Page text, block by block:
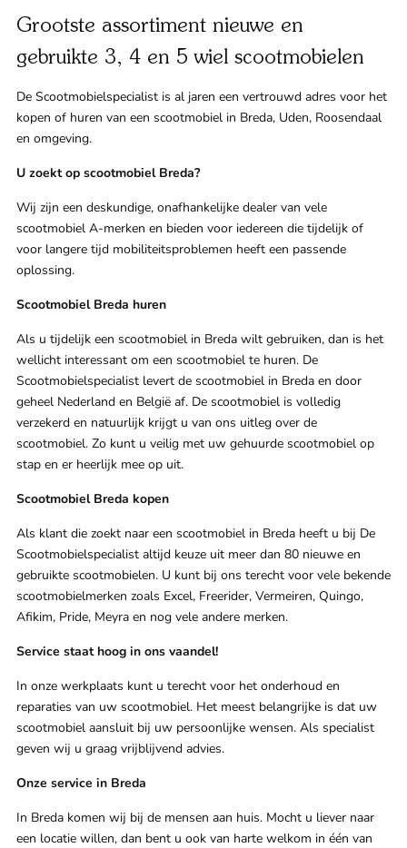
Winkels
Bekijk
Grootste assortiment nieuwe en
gebruikte 3, 4 en 5 wiel scootmobielen
De Scootmobielspecialist is al jaren een vertrouwd adres voor het
kopen of huren van een scootmobiel in Breda, Uden, Roosendaal
en omgeving.
U zoekt op scootmobiel Breda?
Wij zijn een deskundige, onafhankelijke dealer van vele
scootmobiel A-merken en bieden voor iedereen die tijdelijk of
voor langere tijd mobiliteitsproblemen heeft een passende
oplossing.
Scootmobiel Breda huren
Als u tijdelijk een scootmobiel in Breda wilt gebruiken, dan is het
wellicht interessant om een scootmobiel te huren. De
Scootmobielspecialist levert de scootmobiel in Breda en door
geheel Nederland en België af. De scootmobiel is volledig
verzekerd en natuurlijk krijgt u van ons uitleg over de
scootmobiel. Zo kunt u veilig met uw gehuurde scootmobiel op
stap en er heerlijk mee op uit.
Scootmobiel Breda kopen
Als klant die zoekt naar een scootmobiel in Breda heeft u bij De
Scootmobielspecialist altijd keuze uit meer dan 80 nieuwe en
gebruikte scootmobielen. U kunt bij ons terecht voor vele bekende
scootmobielmerken zoals Excel, Freerider, Vermeiren, Quingo,
Afikim, Pride, Meyra en nog vele andere merken.
Service staat hoog in ons vaandel!
In onze werkplaats kunt u terecht voor het onderhoud en
reparaties van uw scootmobiel. Het meest belangrijke is dat uw
scootmobiel aansluit bij uw persoonlijke wensen. Als specialist
geven wij u graag vrijblijvend advies.
Onze service in Breda
In Breda komen wij bij de mensen aan huis. Mocht u liever naar
een locatie willen, dan bent u ook van harte welkom in één van